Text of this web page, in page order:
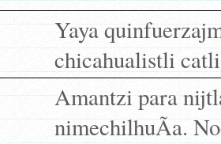
Yaya
chicahualistli
Amantzi para
nimechilhuÃ­a.